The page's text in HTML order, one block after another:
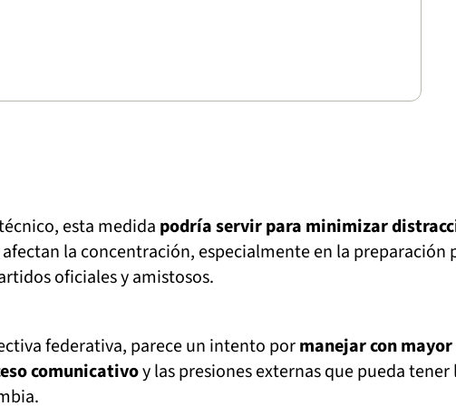
esta medida podría servir para minimizar
la concentración, especialmente en la preparación
oficiales y amistosos.
federativa, parece un intento pormanejar con mayor
comunicativoy las presiones externas que pueda tener